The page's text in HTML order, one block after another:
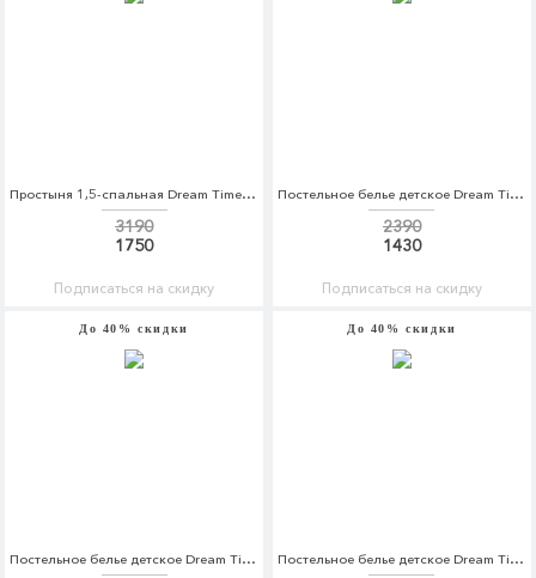
Простыня 1,5-спальная Dream Time Dream Time MP002XU0DZ6N
3190
1750
Подписаться на скидку
Постельное белье детское Dream Time Dream Time MP002XC005UY
2390
1430
Подписаться на скидку
До 40% скидки
Постельное белье детское Dream Time Dream Time MP002XC005V0
До 40% скидки
Постельное белье детское Dream Time Dream Time MP002XC005V1